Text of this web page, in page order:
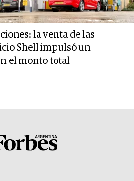
la venta de las
Shell impulsó un
el monto total